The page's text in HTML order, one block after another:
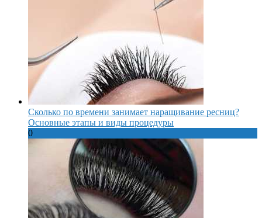
Сколько по времени занимает наращивание ресниц?
Основные этапы и виды процедуры
0